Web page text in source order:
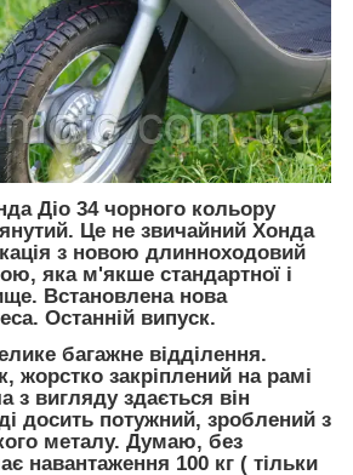
Діо 34 чорного кольору
Це не звичайний Хонда
з новою длинноходовий
яка м'якше стандартної і
Встановлена нова
Останній випуск.
багажне відділення.
жорстко закріплений на рамі
з вигляду здається він
досить потужний, зроблений з
металу. Думаю, без
навантаження 100 кг ( тільки